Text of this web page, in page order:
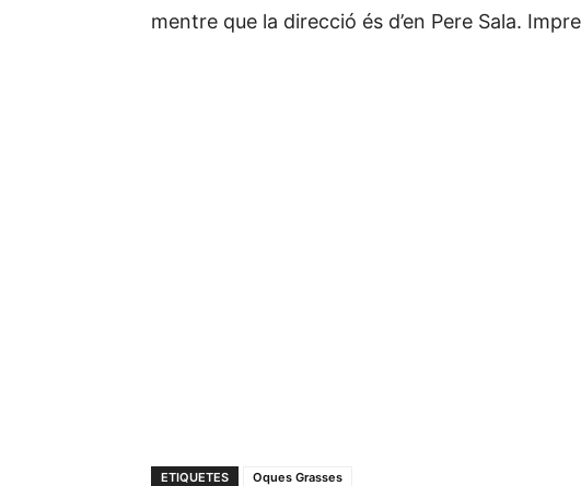
mentre que la direcció és d’en Pere Sala.
ETIQUETES Oques Grasses